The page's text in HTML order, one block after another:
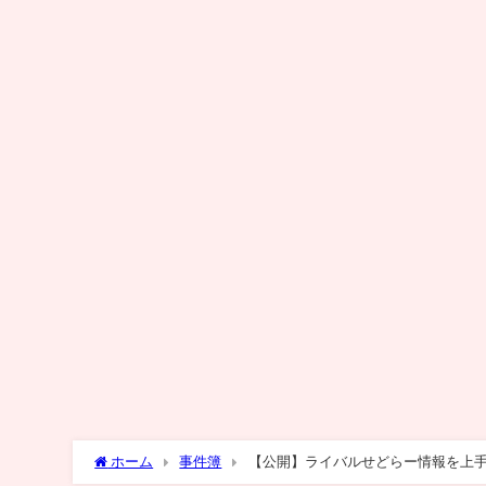
ホーム 事件簿 【公開】ライバルせどらー情報を上